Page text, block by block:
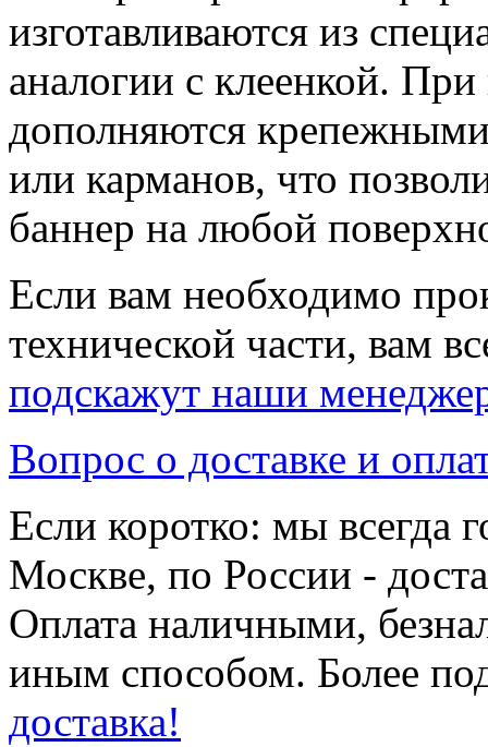
изготавливаются из
аналогии с клеенкой.
дополняются
или карманов, что
баннер на любой
Если вам необходимо
технической части, вам
подскажут наши
Вопрос о доставке и
Если коротко: мы всегда
Москве, по России -
Оплата наличными,
иным способом. Более
доставка!